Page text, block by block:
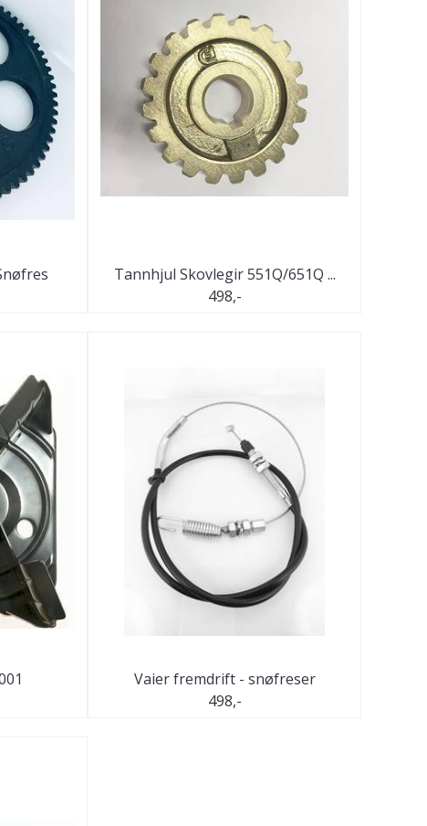
Tannhjul Skovlegir 551Q/651Q ...
498,-
Vaier fremdrift - snøfreser
498,-